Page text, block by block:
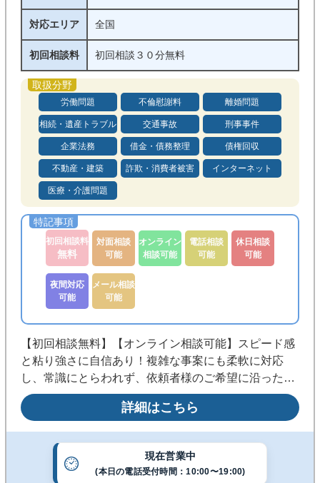
対応エリア 全国
初回相談料 初回相談３０分無料
労働問題 不倫慰謝料 離婚問題
相続・遺産トラブル 交通事故 刑事事件
企業法務 借金・債務整理 債権回収
不動産・建築 詐欺・消費者被害 インターネット
医療・介護問題
初回相談料
無料
対面相談
可能
オンライン
相談可能
電話相談
可能
休日相談
可能
夜間対応
可能
メール相談
可能
【初回相談無料】【オンライン相談可能】スピード感
と粘り強さに自信あり！複雑な事案にも柔軟に対応
し、常識にとらわれず、依頼者様のご希望に沿った最
善の解決策を追求します。依頼者を全力でサポートし
ます。まずはお気軽にご相談ください。
詳細はこちら
現在営業中
(本日の電話受付時間：10:00〜19:00)